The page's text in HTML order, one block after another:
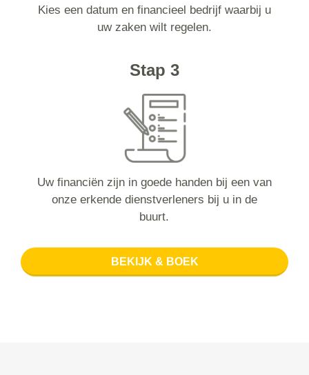
Kies een datum en financieel bedrijf waarbij u
uw zaken wilt regelen.
Stap 3
Uw financiën zijn in goede handen bij een van
onze erkende dienstverleners bij u in de
buurt.
BEKIJK & BOEK